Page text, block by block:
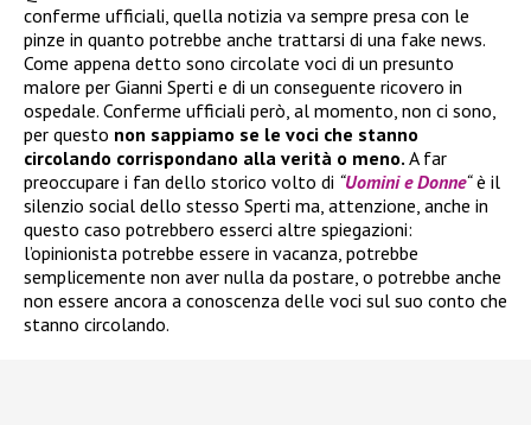
conferme ufficiali, quella notizia va sempre presa con le
pinze in quanto potrebbe anche trattarsi di una fake news.
Come appena detto sono circolate voci di un presunto
malore per Gianni Sperti e di un conseguente ricovero in
ospedale. Conferme ufficiali però, al momento, non ci sono,
per questo non sappiamo se le voci che stanno
circolando corrispondano alla verità o meno. A far
preoccupare i fan dello storico volto di “Uomini e Donne“è il
silenzio social dello stesso Sperti ma, attenzione, anche in
questo caso potrebbero esserci altre spiegazioni:
l’opinionista potrebbe essere in vacanza, potrebbe
semplicemente non aver nulla da postare, o potrebbe anche
non essere ancora a conoscenza delle voci sul suo conto che
stanno circolando.